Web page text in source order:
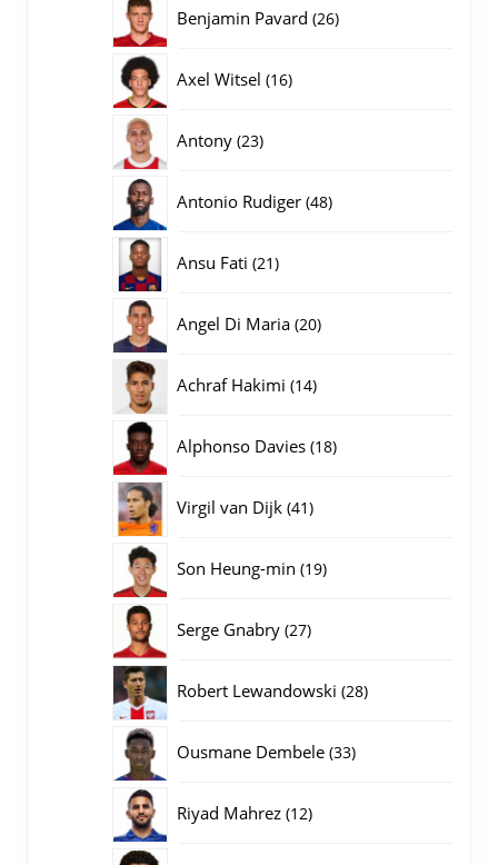
Benjamin Pavard 2626
Axel Witsel 1616
Antony 2323
Antonio Rudiger 4848
Ansu Fati 2121
Angel Di Maria 2020
Achraf Hakimi 1414
Alphonso Davies 1818
Virgil van Dijk 4141
Son Heung-min 1919
Serge Gnabry 2727
Robert Lewandowski 2828
Ousmane Dembele 3333
Riyad Mahrez 1212